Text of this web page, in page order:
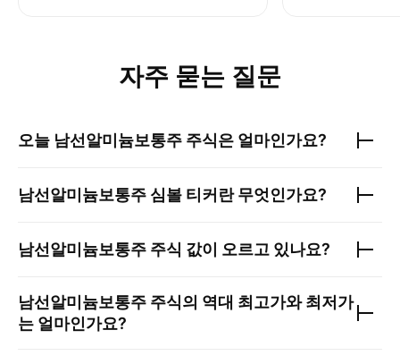
자주 묻는 질문
오늘 남선알미늄보통주 주식은 얼마인가요?
남선알미늄보통주 심볼 티커란 무엇인가요?
남선알미늄보통주 주식 값이 오르고 있나요?
남선알미늄보통주 주식의 역대 최고가와 최저가
는 얼마인가요?